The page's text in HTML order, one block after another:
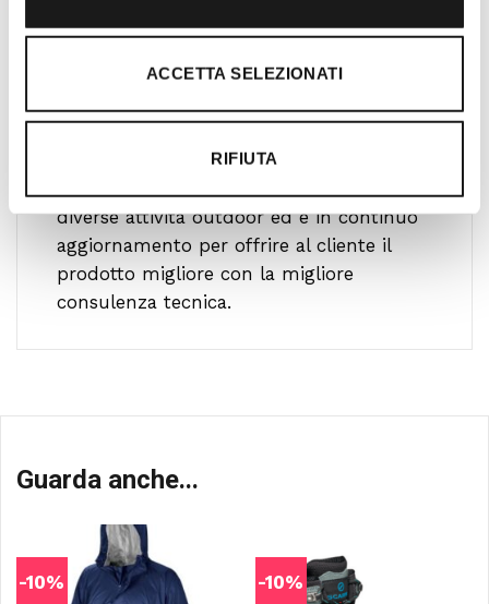
ACCETTA SELEZIONATI
RIFIUTA
Ti guidiamo alla scelta
Il nostro team è formato da personale
diverse attività outdoor ed è in continuo
aggiornamento per offrire al cliente il
prodotto migliore con la migliore
consulenza tecnica.
Guarda anche...
-10% -10%